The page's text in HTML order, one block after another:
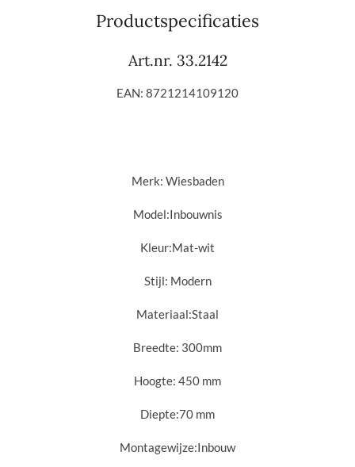
n
Productspecificaties
Art.nr. 33.2142
EAN: 8721214109120
Merk: Wiesbaden
Model:Inbouwnis
Kleur:Mat-wit
Stijl: Modern
Materiaal:Staal
Breedte: 300mm
Hoogte: 450 mm
Diepte:70 mm
Montagewijze:Inbouw